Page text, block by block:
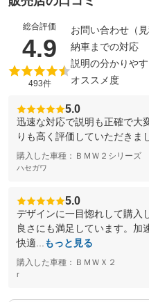
総合評価
4.9 （5点
493件
お問い合わせ（見
納車までの対応
説明の分かりやす
オススメ度
5.0
迅速な対応で説明も正確で大
りも高く評価していただきま
購入した車種：ＢＭＷ２シリーズ
ハセガワ
5.0
デザインに一目惚れして購入
良さにも満足しています。加
快適...
もっと見る
購入した車種：ＢＭＷＸ２
r